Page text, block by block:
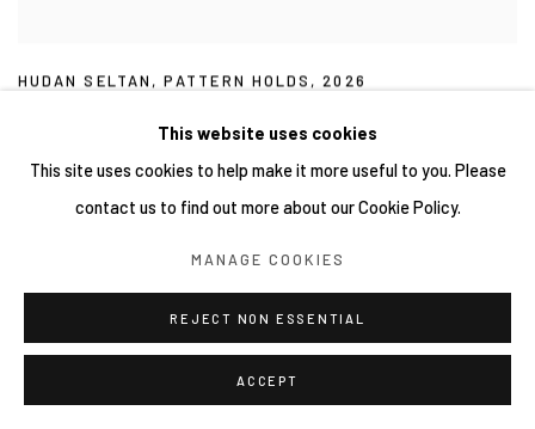
HUDAN SELTAN ,PATTERN HOLDS ,2026
This website uses cookies
This site uses cookies to help make it more useful to you. Please
contact us to find out more about our Cookie Policy.
MANAGE COOKIES
REJECT NON ESSENTIAL
ACCEPT